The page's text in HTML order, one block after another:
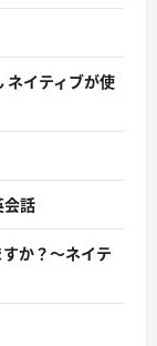
ネイティブが使
会話
か？〜ネイテ